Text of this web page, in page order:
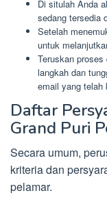
Di situlah Anda
sedang tersedia
Setelah
untuk
Teruskan
langkah dan
email yang telah
Daftar
Grand Puri
Secara umum,
kriteria dan
pelamar.